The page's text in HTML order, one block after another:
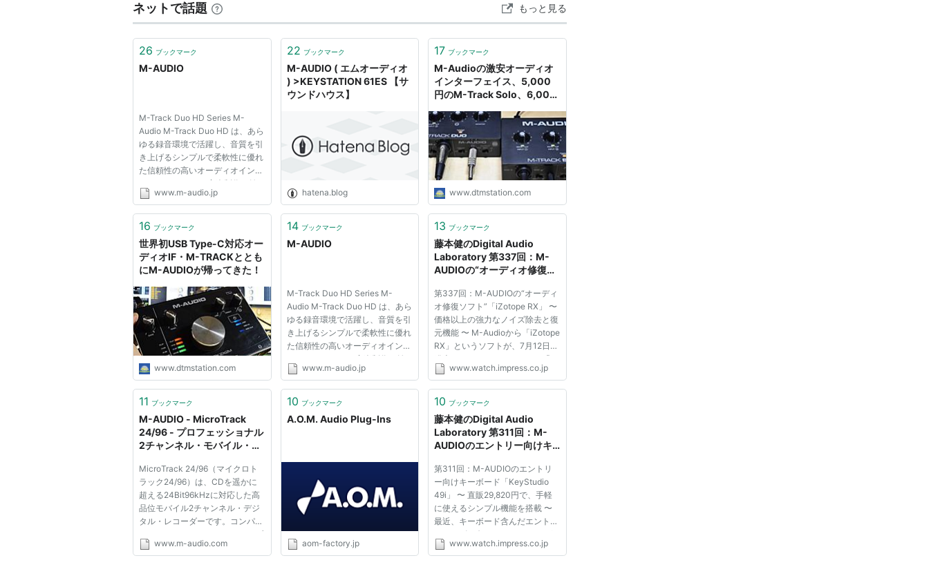
ネットで話題 もっと見る
26 ブックマーク
M-AUDIO
M-Track Duo HD Series M-
Audio M-Track Duo HD は、あら
ゆる録音環境で活躍し、音質を引
き上げるシンプルで柔軟性に優れ
た信頼性の高いオーディオインタ
ーフェイスです。 音楽制作を始
めたばかりの方にも、コンテンツ
も、ポッドキャストの音質をさら
に向上させたい方にも―― この
多機能な...
www.m-audio.jp
22 ブックマーク
M-AUDIO ( エムオーディオ
) >KEYSTATION 61ES 【サ
ウンドハウス】
hatena.blog
17 ブックマーク
M-Audioの激安オーディオ
インターフェイス、5,000
円のM-Track Solo、6,000
のか、試してみた!
www.dtmstation.com
16 ブックマーク
世界初USB Type-C対応オー
ディオIF・M-TRACKととも
にM-AUDIOが帰ってきた！
www.dtmstation.com
14 ブックマーク
M-AUDIO
M-Track Duo HD Series M-
Audio M-Track Duo HD は、あら
ゆる録音環境で活躍し、音質を引
き上げるシンプルで柔軟性に優れ
た信頼性の高いオーディオインタ
ーフェイスです。 音楽制作を始
めたばかりの方にも、コンテンツ
も、ポッドキャストの音質をさら
多機能な...
www.m-audio.jp
13 ブックマーク
藤本健のDigital Audio
Laboratory 第337回：M-
AUDIOの“オーディオ修復ソ
第337回：M-AUDIOの“オーディ
オ修復ソフト”「iZotope RX」 〜
価格以上の強力なノイズ除去と復
元機能 〜 M-Audioから「iZotope
RX」というソフトが、7月12日に
発売された。ジャンルとして「コ
ンプリート・オーディオ・レスト
っており、は単なるノイズリダク
ションというだけでない、オー...
www.watch.impress.co.jp
11 ブックマーク
M-AUDIO - MicroTrack
24/96 - プロフェッショナル
2チャンネル・モバイル・デ
MicroTrack 24/96（マイクロト
ラック24/96）は、CDを遥かに
超える24Bit96kHzに対応した高
品位モバイル2チャンネル・デジ
タル・レコーダーです。コンパク
トフラッシュやマイクロドライブ
にWAVやMP3ファイルで録音で
www.m-audio.com
10 ブックマーク
A.O.M. Audio Plug-Ins
aom-factory.jp
10 ブックマーク
藤本健のDigital Audio
Laboratory 第311回：M-
AUDIOのエントリー向けキ
～ 直販29,820円で、手軽に
使えるシンプル機能を搭載
～
第311回：M-AUDIOのエントリ
ー向けキーボード「KeyStudio
49i」 〜 直販29,820円で、手軽
に使えるシンプル機能を搭載 〜
最近、キーボード含んだエントリ
ーユーザー向けのDTMセットが
いくつか出てきている。年末に
www.watch.impress.co.jp